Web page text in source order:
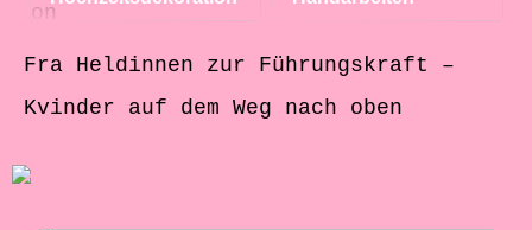
Fra Heldinnen zur Führungskraft –
Kvinder auf dem Weg nach oben